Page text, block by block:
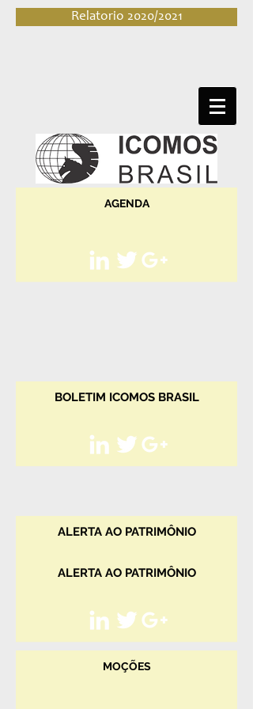
Relatorio 2020/2021
AGENDA
BOLETIM ICOMOS BRASIL
ALERTA AO PATRIMÔNIO
ALERTA AO PATRIMÔNIO
MOÇÕES